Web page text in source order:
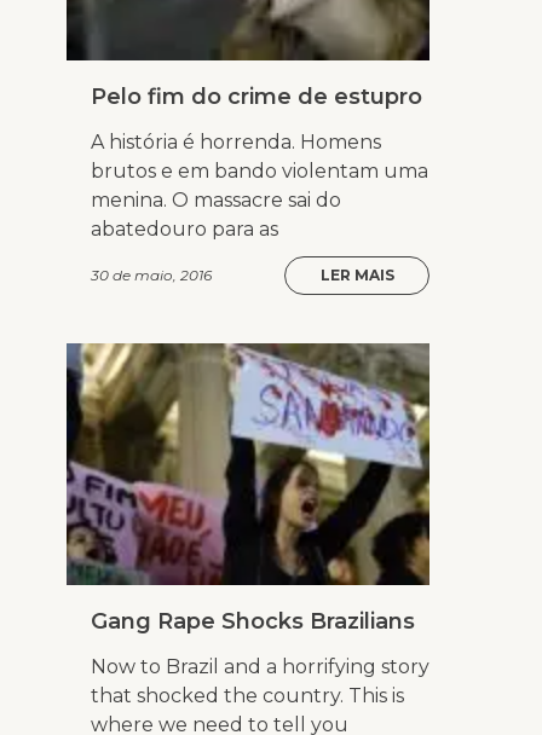
Pelo fim do crime de estupro
A história é horrenda. Homens
brutos e em bando violentam uma
menina. O massacre sai do
abatedouro para as
30 de maio, 2016 LER MAIS
Gang Rape Shocks Brazilians
Now to Brazil and a horrifying story
that shocked the country. This is
where we need to tell you